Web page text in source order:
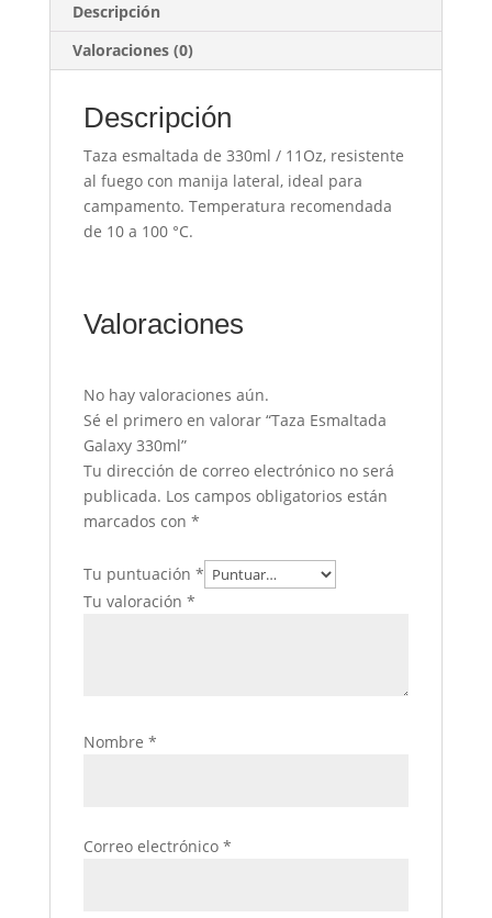
Descripción
Valoraciones (0)
Descripción
Taza esmaltada de 330ml / 11Oz, resistente
al fuego con manija lateral, ideal para
campamento. Temperatura recomendada
de 10 a 100 °C.
Valoraciones
No hay valoraciones aún.
Sé el primero en valorar “Taza Esmaltada
Galaxy 330ml”
Tu dirección de correo electrónico no será
publicada. Los campos obligatorios están
marcados con *
Tu puntuación *
Tu valoración *
Nombre *
Correo electrónico *